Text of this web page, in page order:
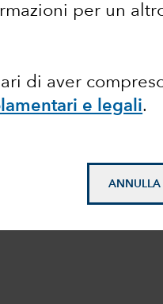
per un
di aver
e legali.
ANNULLA